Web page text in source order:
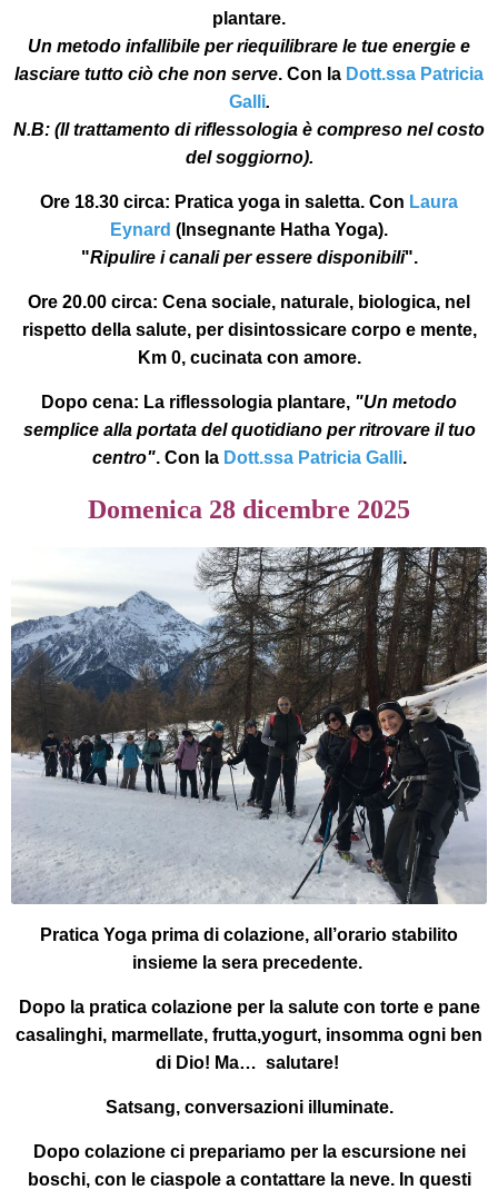
plantare.
Un metodo infallibile per riequilibrare le tue energie e
lasciare tutto ciò che non serve. Con la Dott.ssa Patricia
Galli.
N.B: (Il trattamento di riflessologia è compreso nel costo
del soggiorno).
Ore 18.30 circa: Pratica yoga in saletta. Con Laura
Eynard (Insegnante Hatha Yoga).
"Ripulire i canali per essere disponibili".
Ore 20.00 circa: Cena sociale, naturale, biologica, nel
rispetto della salute, per disintossicare corpo e mente,
Km 0, cucinata con amore.
Dopo cena: La riflessologia plantare, "Un metodo
semplice alla portata del quotidiano per ritrovare il tuo
centro". Con la Dott.ssa Patricia Galli.
Domenica 28 dicembre 2025
Pratica Yoga prima di colazione, all’orario stabilito
insieme la sera precedente.
Dopo la pratica colazione per la salute con torte e pane
casalinghi, marmellate, frutta,yogurt, insomma ogni ben
di Dio! Ma… salutare!
Satsang, conversazioni illuminate.
Dopo colazione ci prepariamo per la escursione nei
boschi, con le ciaspole a contattare la neve. In questi